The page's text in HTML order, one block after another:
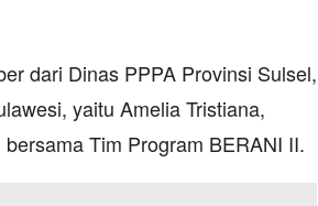
dari Dinas PPPA Provinsi Sulsel,
yaitu Amelia Tristiana,
Tim Program BERANI II.